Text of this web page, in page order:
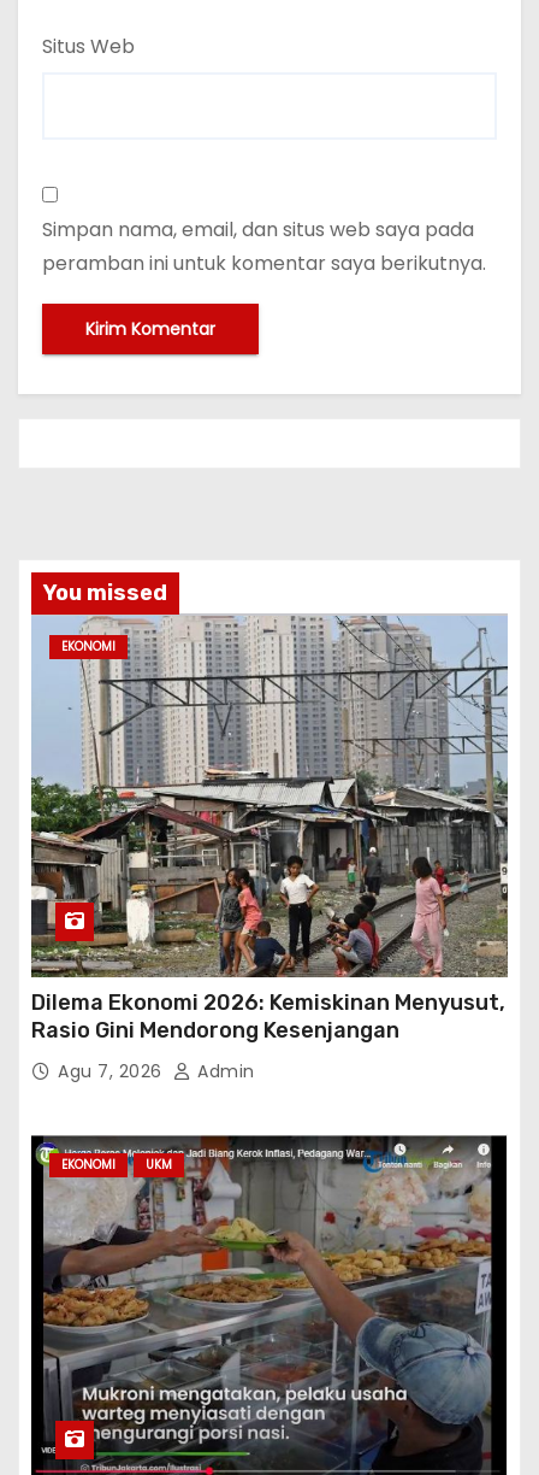
Situs Web
Simpan nama, email, dan situs web saya pada
peramban ini untuk komentar saya berikutnya.
You missed
EKONOMI
Dilema Ekonomi 2026: Kemiskinan Menyusut,
Rasio Gini Mendorong Kesenjangan
Agu 7, 2026 Admin
EKONOMI UKM